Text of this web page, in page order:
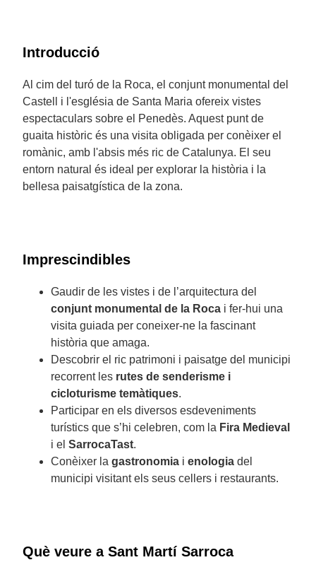
Introducció
Al cim del turó de la Roca, el conjunt monumental del
Castell i l'església de Santa Maria ofereix vistes
espectaculars sobre el Penedès. Aquest punt de
guaita històric és una visita obligada per conèixer el
romànic, amb l'absis més ric de Catalunya. El seu
entorn natural és ideal per explorar la història i la
bellesa paisatgística de la zona.
Imprescindibles
Gaudir de les vistes i de l’arquitectura del
conjunt monumental de la Roca i fer-hui una
visita guiada per coneixer-ne la fascinant
història que amaga.
Descobrir el ric patrimoni i paisatge del municipi
recorrent les rutes de senderisme i
cicloturisme temàtiques.
Participar en els diversos esdeveniments
turístics que s’hi celebren, com la Fira Medieval
i el SarrocaTast.
Conèixer la gastronomia i enologia del
municipi visitant els seus cellers i restaurants.
Què veure a Sant Martí Sarroca